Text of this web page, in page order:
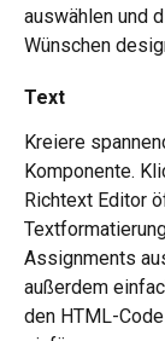
auswählen und
Wünschen
Text
Kreiere
Komponente.
Richtext Editor
Assignments
außerdem
den HTML-